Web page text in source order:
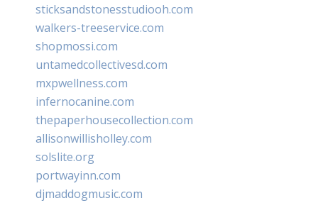
sticksandstonesstudiooh.com
walkers-treeservice.com
shopmossi.com
untamedcollectivesd.com
mxpwellness.com
infernocanine.com
thepaperhousecollection.com
allisonwillisholley.com
solslite.org
portwayinn.com
djmaddogmusic.com